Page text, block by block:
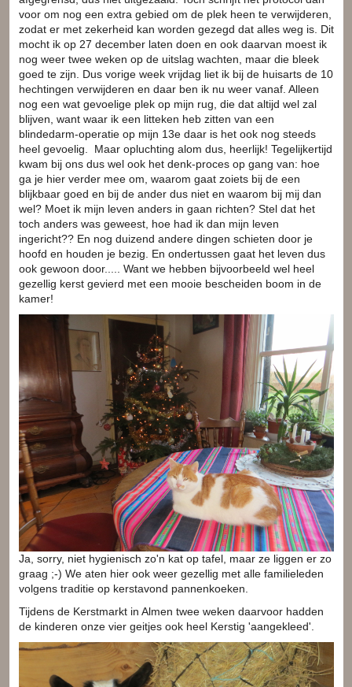
voor om nog een extra gebied om de plek heen te verwijderen,
zodat er met zekerheid kan worden gezegd dat alles weg is. Dit
mocht ik op 27 december laten doen en ook daarvan moest ik
nog weer twee weken op de uitslag wachten, maar die bleek
goed te zijn. Dus vorige week vrijdag liet ik bij de huisarts de 10
hechtingen verwijderen en daar ben ik nu weer vanaf. Alleen
nog een wat gevoelige plek op mijn rug, die dat altijd wel zal
blijven, want waar ik een litteken heb zitten van een
blindedarm-operatie op mijn 13e daar is het ook nog steeds
heel gevoelig. Maar opluchting alom dus, heerlijk! Tegelijkertijd
kwam bij ons dus wel ook het denk-proces op gang van: hoe
ga je hier verder mee om, waarom gaat zoiets bij de een
blijkbaar goed en bij de ander dus niet en waarom bij mij dan
wel? Moet ik mijn leven anders in gaan richten? Stel dat het
toch anders was geweest, hoe had ik dan mijn leven
ingericht?? En nog duizend andere dingen schieten door je
hoofd en houden je bezig. En ondertussen gaat het leven dus
ook gewoon door..... Want we hebben bijvoorbeeld wel heel
gezellig kerst gevierd met een mooie bescheiden boom in de
kamer!
Ja, sorry, niet hygienisch zo'n kat op tafel, maar ze liggen er zo
graag ;-) We aten hier ook weer gezellig met alle familieleden
volgens traditie op kerstavond pannenkoeken.
Tijdens de Kerstmarkt in Almen twee weken daarvoor hadden
de kinderen onze vier geitjes ook heel Kerstig 'aangekleed'.